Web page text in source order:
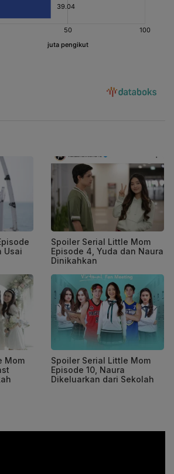
Usai
Spoiler Serial Little Mom
Episode 4, Yuda dan Naura
Dinikahkan
Mom
Spoiler Serial Little Mom
Episode 10, Naura
Dikeluarkan dari Sekolah